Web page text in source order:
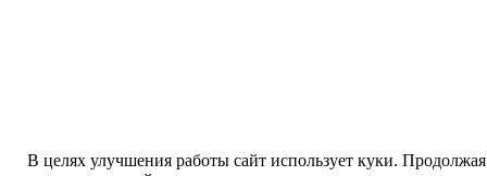
В целях улучшения работы сайт использует куки. Продолжая